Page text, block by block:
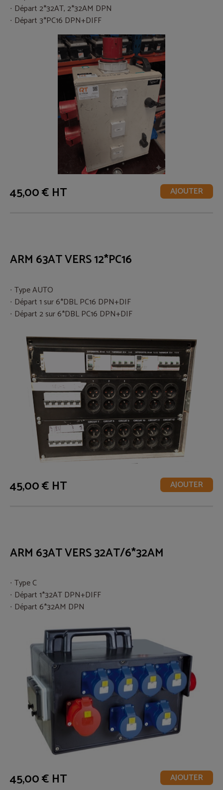
Départ 2*32AT, 2*32AM DPN
Départ 3*PC16 DPN+DIFF
45,00 € HT AJOUTER
ARM 63AT VERS 12*PC16
Type AUTO
Départ 1 sur 6*DBL PC16 DPN+DIF
Départ 2 sur 6*DBL PC16 DPN+DIF
45,00 € HT AJOUTER
ARM 63AT VERS 32AT/6*32AM
Type C
Départ 1*32AT DPN+DIFF
Départ 6*32AM DPN
45,00 € HT AJOUTER